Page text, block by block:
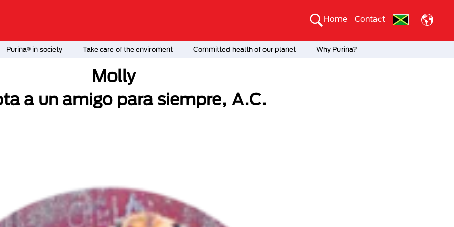
Home Contact
Purina® in society Take care of the enviroment Committed health of our planet Why Purina?
Molly
a un amigo para siempre, A.C.